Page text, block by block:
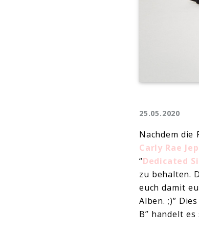
25.05.2020
Nachdem die
Carly Rae
“Dedicated
zu behalten.
euch damit
Alben. ;)”
B” handelt